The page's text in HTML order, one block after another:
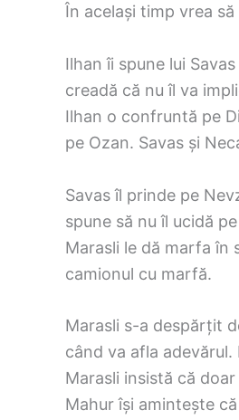
În același timp vrea
Ilhan îi spune lui
creadă că nu îl va
Ilhan o confruntă pe
pe Ozan. Savas și
Savas îl prinde pe
spune să nu îl ucidă
Marasli le dă marfa în
camionul cu marfă.
Marasli s-a despărțit
când va afla
Marasli insistă că
Mahur își amintește